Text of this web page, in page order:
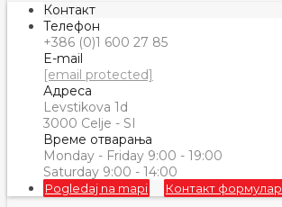
Контакт
Телефон
+386 (0)1 600 27 85
E-mail
[email protected]
Адреса
Levstikova 1d
3000 Celje - SI
Време отварања
Monday - Friday 9:00 - 19:00
Saturday 9:00 - 14:00
Pogledaj na mapi Контакт формулар